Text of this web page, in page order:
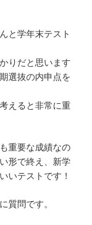
と学年末テスト
りだと思います
選抜の内申点を
えると非常に重
重要な成績なの
形で終え、新学
いテストです！
質問です。